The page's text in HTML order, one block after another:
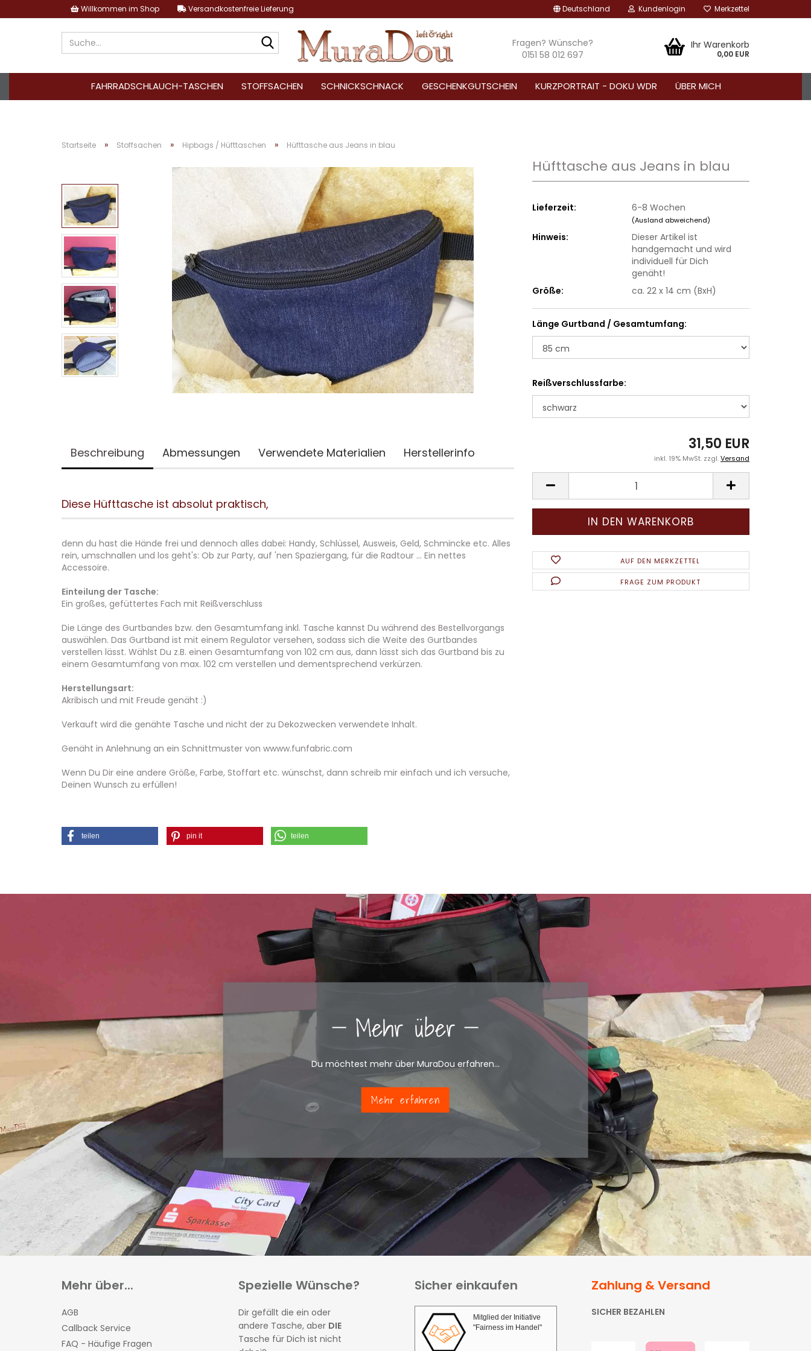
Willkommen im Shop Versandkostenfreie Lieferung Deutschland Kundenlogin Merkzettel
Suche...
Fragen? Wünsche?
0151 58 012 697
Ihr Warenkorb
0,00 EUR
FAHRRADSCHLAUCH-TASCHEN STOFFSACHEN SCHNICKSCHNACK GESCHENKGUTSCHEIN KURZPORTRAIT - DOKU WDR ÜBER MICH
Startseite » Stoffsachen » Hipbags / Hüfttaschen » Hüfttasche aus Jeans in blau
Hüfttasche aus Jeans in blau
Lieferzeit: 6-8 Wochen
(Ausland abweichend)
Hinweis:
Dieser Artikel ist
handgemacht und wird
individuell für Dich
genäht!
Größe:
ca. 22 x 14 cm (BxH)
Länge Gurtband / Gesamtumfang:
Reißverschlussfarbe:
31,50 EUR
inkl. 19% MwSt. zzgl.Versand
AUF DEN MERKZETTEL
FRAGE ZUM PRODUKT
Beschreibung Abmessungen Verwendete Materialien Herstellerinfo
Diese Hüfttasche ist absolut praktisch,
denn du hast die Hände frei und dennoch alles dabei: Handy, Schlüssel, Ausweis, Geld, Schmincke etc. Alles
rein, umschnallen und los geht's: Ob zur Party, auf 'nen Spaziergang, für die Radtour ... Ein nettes
Accessoire.
Einteilung der Tasche:
Ein großes, gefüttertes Fach mit Reißverschluss
Die Länge des Gurtbandes bzw. den Gesamtumfang inkl. Tasche kannst Du während des Bestellvorgangs
auswählen. Das Gurtband ist mit einem Regulator versehen, sodass sich die Weite des Gurtbandes
verstellen lässt. Wählst Du z.B. einen Gesamtumfang von 102 cm aus, dann lässt sich das Gurtband bis zu
einem Gesamtumfang von max. 102 cm verstellen und dementsprechend verkürzen.
Herstellungsart:
Akribisch und mit Freude genäht :)
Verkauft wird die genähte Tasche und nicht der zu Dekozwecken verwendete Inhalt.
Genäht in Anlehnung an ein Schnittmuster von wwww.funfabric.com
Wenn Du Dir eine andere Größe, Farbe, Stoffart etc. wünschst, dann schreib mir einfach und ich versuche,
Deinen Wunsch zu erfüllen!
teilen pin it teilen
Mehr über
Du möchtest mehr über MuraDou erfahren...
Mehr erfahren
Mehr über...
AGB
Callback Service
FAQ - Häufige Fragen
Spezielle Wünsche?
Dir gefällt die ein oder
andere Tasche, aber DIE
Tasche für Dich ist nicht
Sicher einkaufen
Mitglied der Initiative
"Fairness im Handel"
Zahlung & Versand
SICHER BEZAHLEN